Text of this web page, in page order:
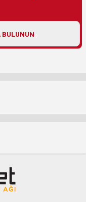
BULUNUN